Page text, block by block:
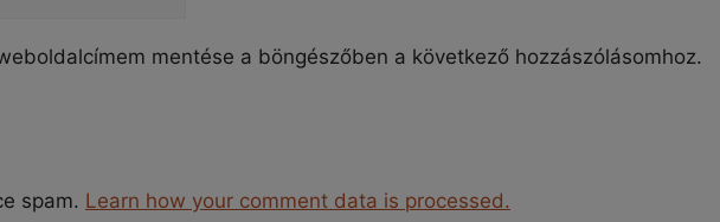
mentése a böngészőben a következő hozzászólásomhoz.
spam. Learn how your comment data is processed.